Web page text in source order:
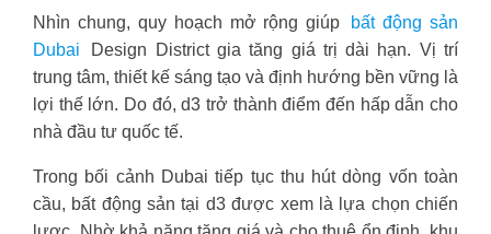
Nhìn chung, quy hoạch mở rộng giúp
bất động sản
Dubai
Design District gia tăng giá trị dài hạn. Vị trí
trung tâm, thiết kế sáng tạo và định hướng bền vững là
lợi thế lớn. Do đó, d3 trở thành điểm đến hấp dẫn cho
nhà đầu tư quốc tế.
Trong bối cảnh Dubai tiếp tục thu hút dòng vốn toàn
cầu, bất động sản tại d3 được xem là lựa chọn chiến